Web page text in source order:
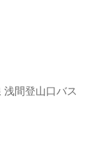
間登山口バス